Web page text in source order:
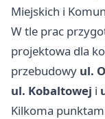
Miejskich i
W tle prac
projektowa dla
przebudowy ul.
ul. Kobaltowej i
Kilkoma